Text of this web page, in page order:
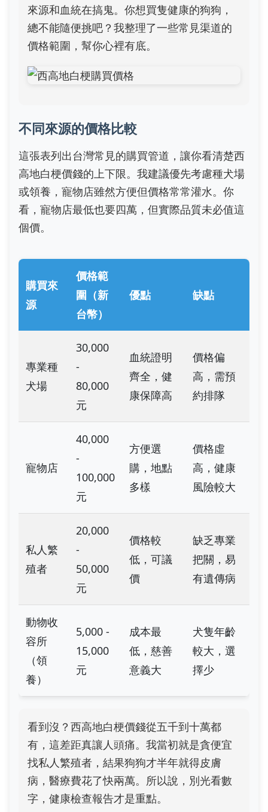
來源和血統在搞鬼。你想買隻健康的狗狗，
總不能隨便挑吧？我整理了一些常見渠道的
價格範圍，幫你心裡有底。
不同來源的價格比較
這張表列出台灣常見的購買管道，讓你看清楚西
高地白梗價錢的上下限。我建議優先考慮種犬場
或領養，寵物店雖然方便但價格常常灌水。你
看，寵物店最低也要四萬，但實際品質未必值這
個價。
購買來
源
價格範
圍（新
台幣）
優點 缺點
專業種
犬場
30,000
-
80,000
元
血統證明
齊全，健
康保障高
價格偏
高，需預
約排隊
寵物店
40,000
-
100,000
元
方便選
購，地點
多樣
價格虛
高，健康
風險較大
私人繁
殖者
20,000
-
50,000
元
價格較
低，可議
價
缺乏專業
把關，易
有遺傳病
動物收
容所
（領
養）
5,000 -
15,000
元
成本最
低，慈善
意義大
犬隻年齡
較大，選
擇少
看到沒？西高地白梗價錢從五千到十萬都
有，這差距真讓人頭痛。我當初就是貪便宜
找私人繁殖者，結果狗狗才半年就得皮膚
病，醫療費花了快兩萬。所以說，別光看數
字，健康檢查報告才是重點。